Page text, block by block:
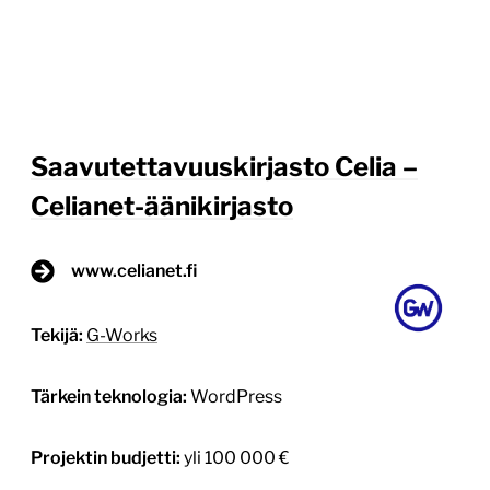
Saavutettavuuskirjasto Celia –
Celianet-äänikirjasto
www.celianet.fi
Tekijä: G-Works
Tärkein teknologia: WordPress
Projektin budjetti: yli 100 000 €